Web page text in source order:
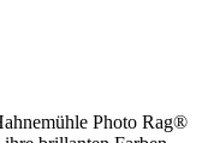
Photo Rag®